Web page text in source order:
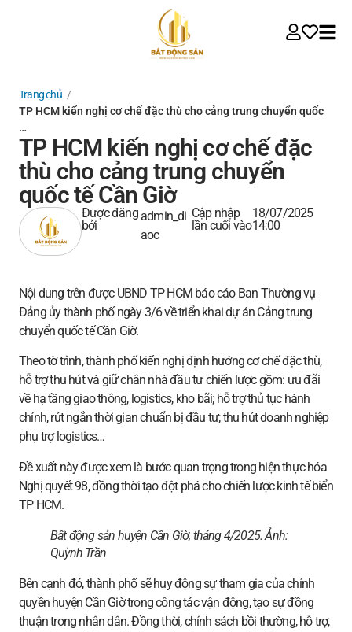
Trang chủ /
TP HCM kiến nghị cơ chế đặc thù cho cảng trung chuyển quốc
…
TP HCM kiến nghị cơ chế đặc
thù cho cảng trung chuyển
quốc tế Cần Giờ
Được đăng
bởi
admin_di
aoc
Cập nhập
lần cuối vào
18/07/2025
14:00
Nội dung trên được UBND TP HCM báo cáo Ban Thường vụ
Đảng ủy thành phố ngày 3/6 về triển khai dự án Cảng trung
chuyển quốc tế Cần Giờ.
Theo tờ trình, thành phố kiến nghị định hướng cơ chế đặc thù,
hỗ trợ thu hút và giữ chân nhà đầu tư chiến lược gồm: ưu đãi
về hạ tầng giao thông, logistics, kho bãi; hỗ trợ thủ tục hành
chính, rút ngắn thời gian chuẩn bị đầu tư; thu hút doanh nghiệp
phụ trợ logistics…
Đề xuất này được xem là bước quan trọng trong hiện thực hóa
Nghị quyết 98, đồng thời tạo đột phá cho chiến lược kinh tế biển
TP HCM.
Bất động sản huyện Cần Giờ, tháng 4/2025. Ảnh:
Quỳnh Trần
Bên cạnh đó, thành phố sẽ huy động sự tham gia của chính
quyền huyện Cần Giờ trong công tác vận động, tạo sự đồng
thuận trong nhân dân. Đồng thời, chính sách bồi thường, hỗ trợ,